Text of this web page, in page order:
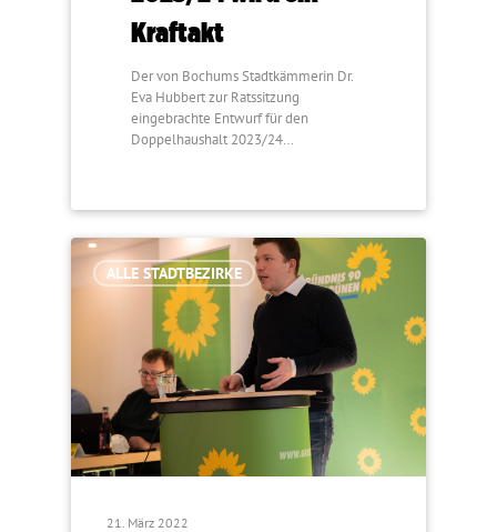
Kraftakt
Der von Bochums Stadtkämmerin Dr.
Eva Hubbert zur Ratssitzung
eingebrachte Entwurf für den
Doppelhaushalt 2023/24…
ALLE STADTBEZIRKE
21. März 2022